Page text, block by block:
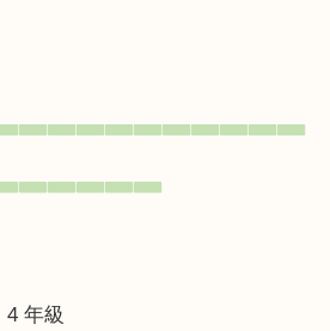
4 年級